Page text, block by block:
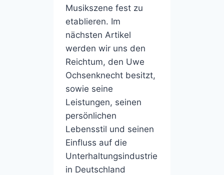
Musikszene fest zu
etablieren. Im
nächsten Artikel
werden wir uns den
Reichtum, den Uwe
Ochsenknecht besitzt,
sowie seine
Leistungen, seinen
persönlichen
Lebensstil und seinen
Einfluss auf die
Unterhaltungsindustrie
in Deutschland